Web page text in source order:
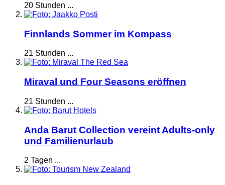
20 Stunden ...
Finnlands Sommer im Kompass
21 Stunden ...
Miraval und Four Seasons eröffnen
21 Stunden ...
Anda Barut Collection vereint Adults-only
und Familienurlaub
2 Tagen ...